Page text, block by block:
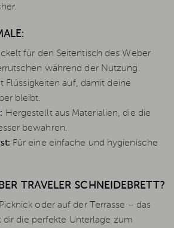
für den Seitentisch des Weber
während der Nutzung.
Flüssigkeiten auf, damit deine
bleibt.
Hergestellt aus Materialien, die die
bewahren.
Für eine einfache und hygienische
TRAVELER SCHNEIDEBRETT?
oder auf der Terrasse – das
dir die perfekte Unterlage zum